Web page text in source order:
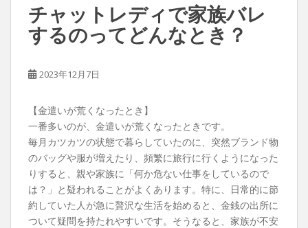
チャットレディで家族バレ
するのってどんなとき？
2023年12月7日
【金遣いが荒くなったとき】
一番多いのが、金遣いが荒くなったときです。
毎月カツカツの状態で暮らしていたのに、突然ブランド物
のバッグや服が増えたり、頻繁に旅行に行くようになった
りすると、親や家族に「何か危ない仕事をしているので
は？」と疑われることがよくあります。特に、日常的に節
約していた人が急に贅沢な生活を始めると、金銭の出所に
ついて疑問を持たれやすいです。そうなると、家族が不安